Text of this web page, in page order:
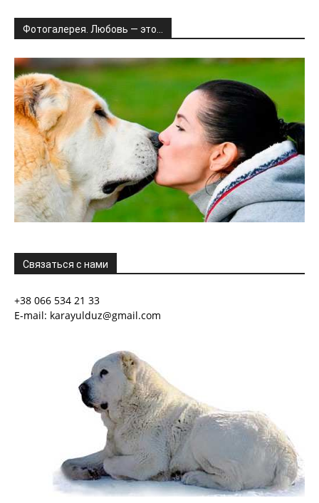
Фотогалерея. Любовь — это…
Связаться с нами
+38 066 534 21 33
E-mail: karayulduz@gmail.com